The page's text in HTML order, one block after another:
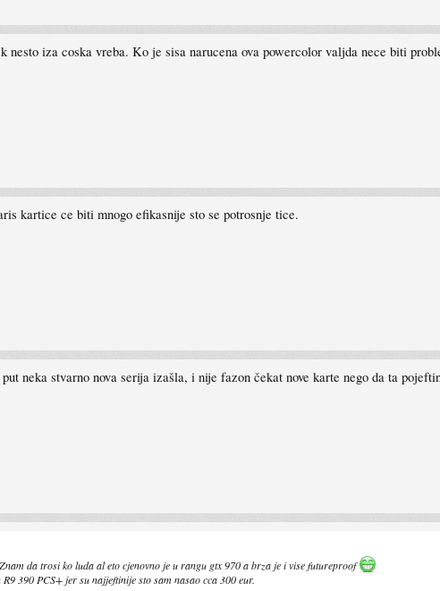
iza coska vreba. Ko je sisa narucena ova powercolor valjda nece biti
kartice ce biti mnogo efikasnije sto se potrosnje tice.
neka stvarno nova serija izašla, i nije fazon čekat nove karte nego da ta
da trosi ko luda al eto cjenovno je u rangu gtx 970 a brza je i vise futureproof
390 PCS+ jer su najjeftinije sto sam nasao cca 300 eur.